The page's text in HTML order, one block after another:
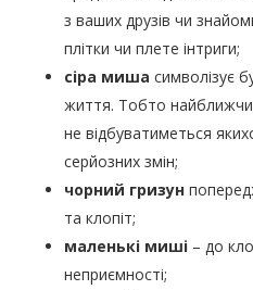
з ваших друзів чи
плітки чи плете інтриги;
сіра миша символізує
життя. Тобто
не відбуватиметься
серйозних змін;
чорний гризун
та клопіт;
маленькі миші– до
неприємності;